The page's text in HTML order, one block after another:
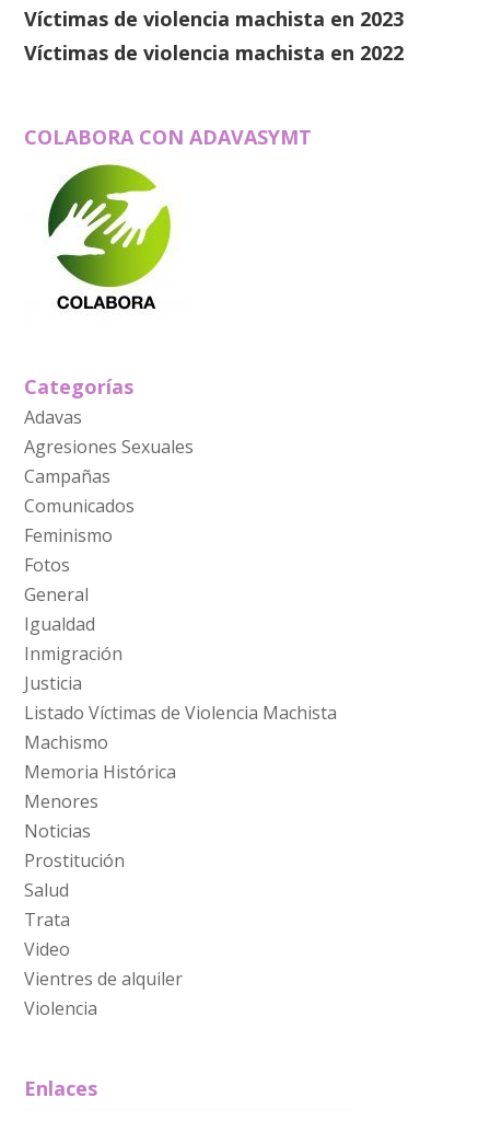
Víctimas de violencia machista en 2023
Víctimas de violencia machista en 2022
COLABORA CON ADAVASYMT
Categorías
Adavas
Agresiones Sexuales
Campañas
Comunicados
Feminismo
Fotos
General
Igualdad
Inmigración
Justicia
Listado Víctimas de Violencia Machista
Machismo
Memoria Histórica
Menores
Noticias
Prostitución
Salud
Trata
Video
Vientres de alquiler
Violencia
Enlaces